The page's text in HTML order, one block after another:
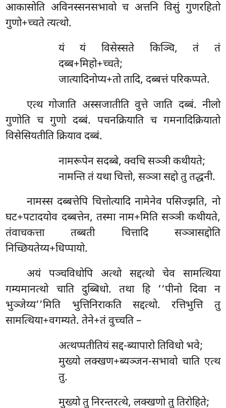
आकासोति अविनस्सनसभावो च अत्तनि विसुं गुणरहितो
गुणो+च्चते त्यत्थो.
यं यं विसेस्सते किञ्चि, तं तं
दब्ब+मिहो+च्चते;
जात्यादिनोप्य+तो तादि, दब्बत्तं परिकप्पते.
एत्थ गोजाति अस्सजातीति वुत्ते जाति दब्बं. नीलो
गुणोति च गुणो दब्बं. पचनक्रियाति च गमनादिक्रियातो
विसेसियतीति क्रियाव दब्बं.
नामरूपेन सदब्बे, क्वचि सञ्ञी कथीयते;
नामन्ति तं यथा चित्तो, सञ्ञा सद्दो तु तद्धनी.
नामस्स दब्बत्तेपि चित्तोत्यादि नामेनेव पसिज्झति, नो
घट+पटादयोव दब्बत्तेन, तस्मा नाम+मिति सञ्ञी कथीयते,
तंवाचकत्ता तब्बती चित्तादि सञ्ञासद्दोति
निच्छियतेय्य+धिप्पायो.
अयं पञ्चविधोपि अत्थो सद्दत्थो चेव सामत्थिया
गम्यमानत्थो चाति दुब्बिधो. तथा हि ‘‘पीनो दिवा न
भुञ्जेय्य’’मिति भुत्तिनिराकति सद्दत्थो. रत्तिभुत्ति तु
सामत्थिया+वगम्यते. तेने+तं वुच्चति –
अत्थप्पतीतियं सद्द-ब्यापारो तिविधो भवे;
मुख्यो लक्खण+ब्यञ्जन-सभावो चाति एत्थ
तु.
मुख्यो तु निरन्तरत्थे, लक्खणो तु तिरोहिते;